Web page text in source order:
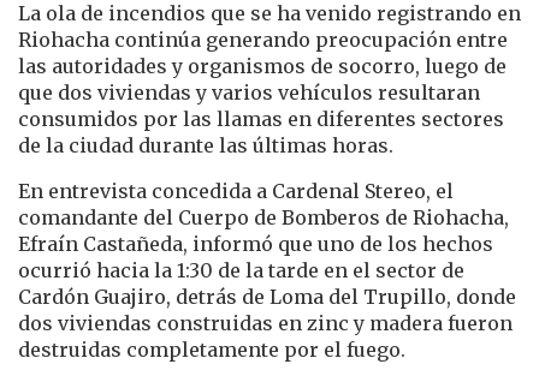
La ola de incendios que se ha venido registrando en
Riohacha continúa generando preocupación entre
las autoridades y organismos de socorro, luego de
que dos viviendas y varios vehículos resultaran
consumidos por las llamas en diferentes sectores
de la ciudad durante las últimas horas.
En entrevista concedida a Cardenal Stereo, el
comandante del Cuerpo de Bomberos de Riohacha,
Efraín Castañeda, informó que uno de los hechos
ocurrió hacia la 1:30 de la tarde en el sector de
Cardón Guajiro, detrás de Loma del Trupillo, donde
dos viviendas construidas en zinc y madera fueron
destruidas completamente por el fuego.